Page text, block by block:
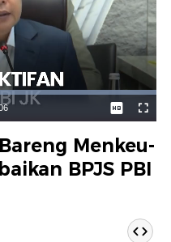
:
Menkeu-
BPJS PBI